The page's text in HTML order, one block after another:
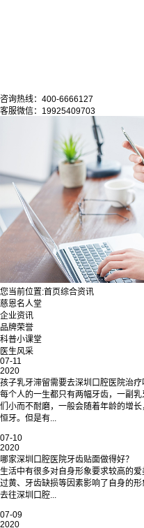
咨询热线：400-6666127
客服微信：19925409703
您当前位置:首页综合资讯
慈恩名人堂
企业资讯
品牌荣誉
科普小课堂
医生风采
07-11
2020
孩子乳牙滞留需要去深圳口腔医院治疗
每个人的一生都只有两幅牙齿，一副
们小而不耐磨，一般会随着年龄的增
恒牙。但是有...
07-10
2020
哪家深圳口腔医院牙齿贴面做得好？
生活中有很多对自身形象要求较高的
过黄、牙齿缺损等因素影响了自身的
去往深圳口腔...
07-09
2020